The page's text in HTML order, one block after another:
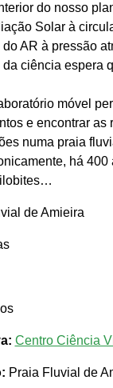
do nosso
Solar à
AR à pressão
ciência espera
móvel
e encontrar as
numa praia
há 400
de Amieira
Centro Ciência
Praia Fluvial de